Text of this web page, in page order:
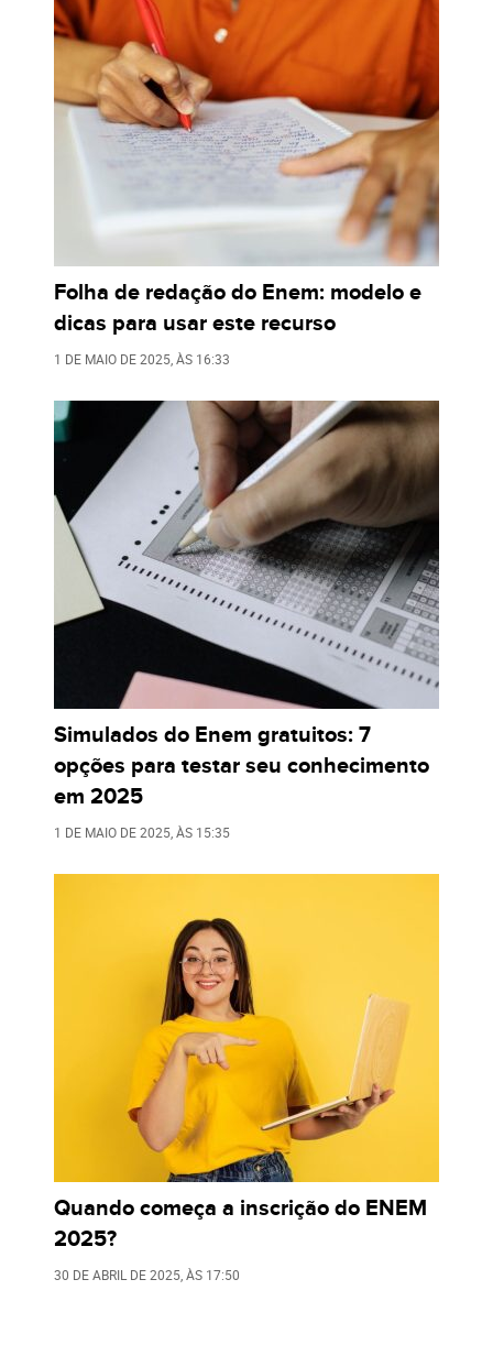
Folha de redação do Enem: modelo e
dicas para usar este recurso
1 DE MAIO DE 2025, ÀS 16:33
Simulados do Enem gratuitos: 7
opções para testar seu conhecimento
em 2025
1 DE MAIO DE 2025, ÀS 15:35
Quando começa a inscrição do ENEM
2025?
30 DE ABRIL DE 2025, ÀS 17:50